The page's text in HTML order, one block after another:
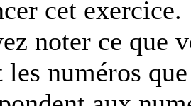
cet exercice.
noter ce que
numéros